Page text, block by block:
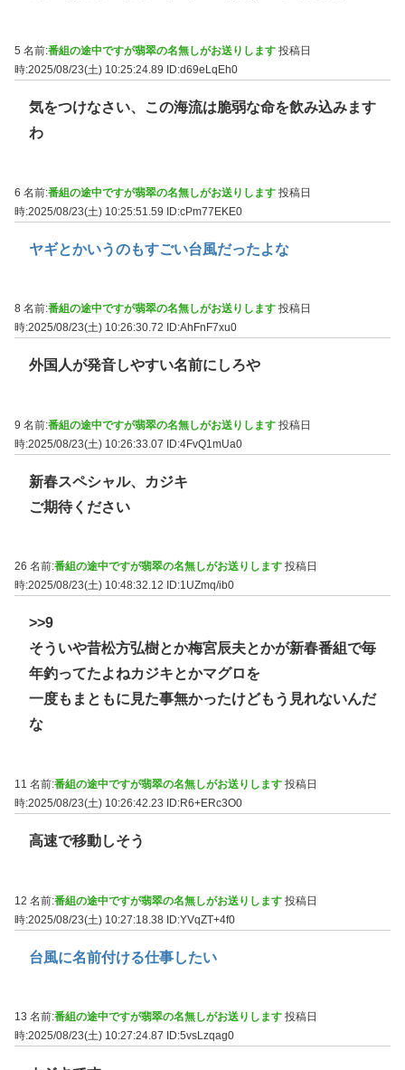
5 名前:番組の途中ですが翡翠の名無しがお送りします 投稿日
時:2025/08/23(土) 10:25:24.89
ID:d69eLqEh0
気をつけなさい、この海流は脆弱な命を飲み込みます
わ
6 名前:番組の途中ですが翡翠の名無しがお送りします 投稿日
時:2025/08/23(土) 10:25:51.59 ID:cPm77EKE0
ヤギとかいうのもすごい台風だったよな
8 名前:番組の途中ですが翡翠の名無しがお送りします 投稿日
時:2025/08/23(土) 10:26:30.72
ID:AhFnF7xu0
外国人が発音しやすい名前にしろや
9 名前:番組の途中ですが翡翠の名無しがお送りします 投稿日
時:2025/08/23(土) 10:26:33.07 ID:4FvQ1mUa0
新春スペシャル、カジキ
ご期待ください
26 名前:番組の途中ですが翡翠の名無しがお送りします 投稿日
時:2025/08/23(土) 10:48:32.12
ID:1UZmq/ib0
>>9
そういや昔松方弘樹とか梅宮辰夫とかが新春番組で毎
年釣ってたよねカジキとかマグロを
一度もまともに見た事無かったけどもう見れないんだ
な
11 名前:番組の途中ですが翡翠の名無しがお送りします 投稿日
時:2025/08/23(土) 10:26:42.23
ID:R6+ERc3O0
高速で移動しそう
12 名前:番組の途中ですが翡翠の名無しがお送りします 投稿日
時:2025/08/23(土) 10:27:18.38 ID:YVqZT+4f0
台風に名前付ける仕事したい
13 名前:番組の途中ですが翡翠の名無しがお送りします 投稿日
時:2025/08/23(土) 10:27:24.87
ID:5vsLzqag0